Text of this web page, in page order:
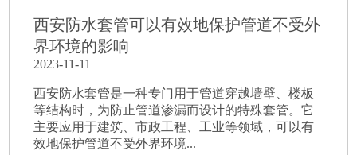
西安防水套管可以有效地保护管道不受外
界环境的影响
2023-11-11
西安防水套管是一种专门用于管道穿越墙壁、楼板
等结构时，为防止管道渗漏而设计的特殊套管。它
主要应用于建筑、市政工程、工业等领域，可以有
效地保护管道不受外界环境...